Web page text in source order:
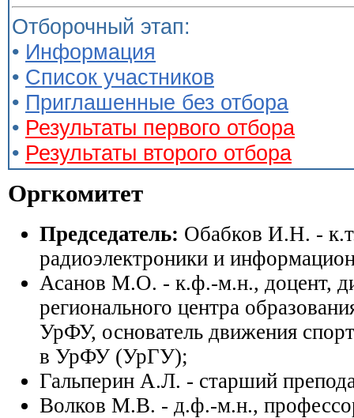
Отборочный этап:
• Информация
• Список участников
• Приглашенные без отбора
• Результаты первого отбора
• Результаты второго отбора
Оргкомитет
Председатель: Обабков И.Н. -
радиоэлектроники и
Асанов М.О. - к.ф.-м.н., доцент,
регионального центра
УрФУ, основатель движения
в УрФУ (УрГУ);
Гальперин А.Л. - старший
Волков М.В. - д.ф.-м.н.,